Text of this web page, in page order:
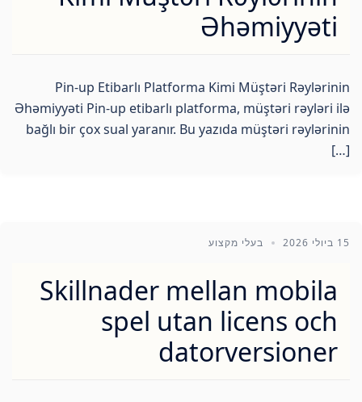
Əhəmiyyəti
Pin-up Etibarlı Platforma Kimi Müştəri Rəylərinin
Əhəmiyyəti Pin-up etibarlı platforma, müştəri rəyləri ilə
bağlı bir çox sual yaranır. Bu yazıda müştəri rəylərinin
[…]
15 ביולי 2026 בעלי מקצוע
Skillnader mellan mobila
spel utan licens och
datorversioner